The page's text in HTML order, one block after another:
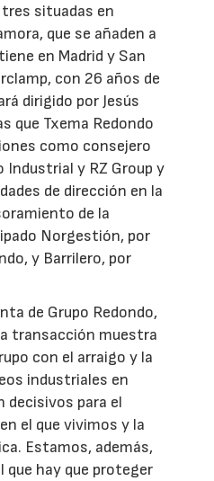
situadas en
que se añaden a
en Madrid y San
con 26 años de
dirigido por Jesús
que Txema Redondo
como consejero
Industrial y RZ Group y
de dirección en la
de la
Norgestión, por
y Barrilero, por
de Grupo Redondo,
transacción muestra
con el arraigo y la
industriales en
decisivos para el
el que vivimos y la
Estamos, además,
que hay que proteger